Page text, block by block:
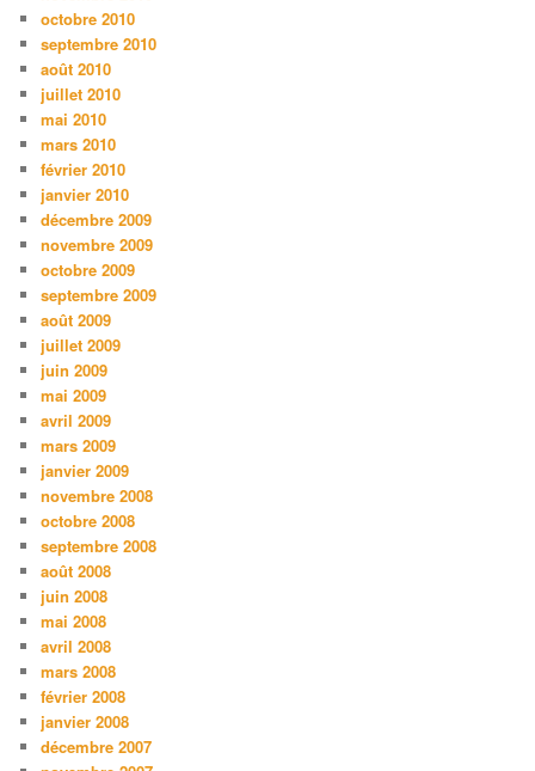
octobre 2010
septembre 2010
août 2010
juillet 2010
mai 2010
mars 2010
février 2010
janvier 2010
décembre 2009
novembre 2009
octobre 2009
septembre 2009
août 2009
juillet 2009
juin 2009
mai 2009
avril 2009
mars 2009
janvier 2009
novembre 2008
octobre 2008
septembre 2008
août 2008
juin 2008
mai 2008
avril 2008
mars 2008
février 2008
janvier 2008
décembre 2007